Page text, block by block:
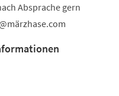
Absprache gern
märzhase com